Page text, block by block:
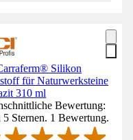
Silikon
für Naturwerksteine
310 ml
Bewertung:
5 Sternen. 1 Bewertung.